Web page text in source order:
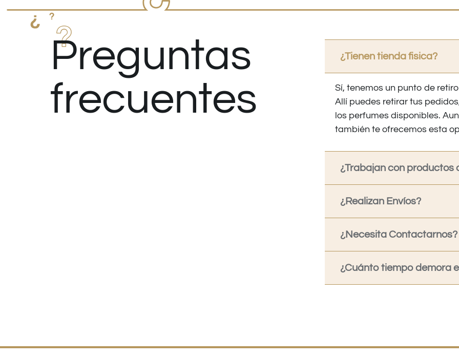
Preguntas
frecuentes
¿Tienen tienda fisica?
Sí, tenemos un punto de
Allí puedes retirar tus
los perfumes disponibles.
también te ofrecemos esta
¿Trabajan con productos
¿Realizan Envíos?
¿Necesita Contactarnos?
¿Cuánto tiempo demora